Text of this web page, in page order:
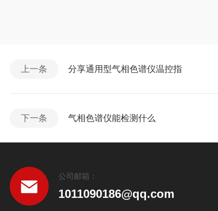
上一条 分享通用型气相色谱仪温控指
下一条 气相色谱仪能检测什么
公司邮箱：
1011090186@qq.com